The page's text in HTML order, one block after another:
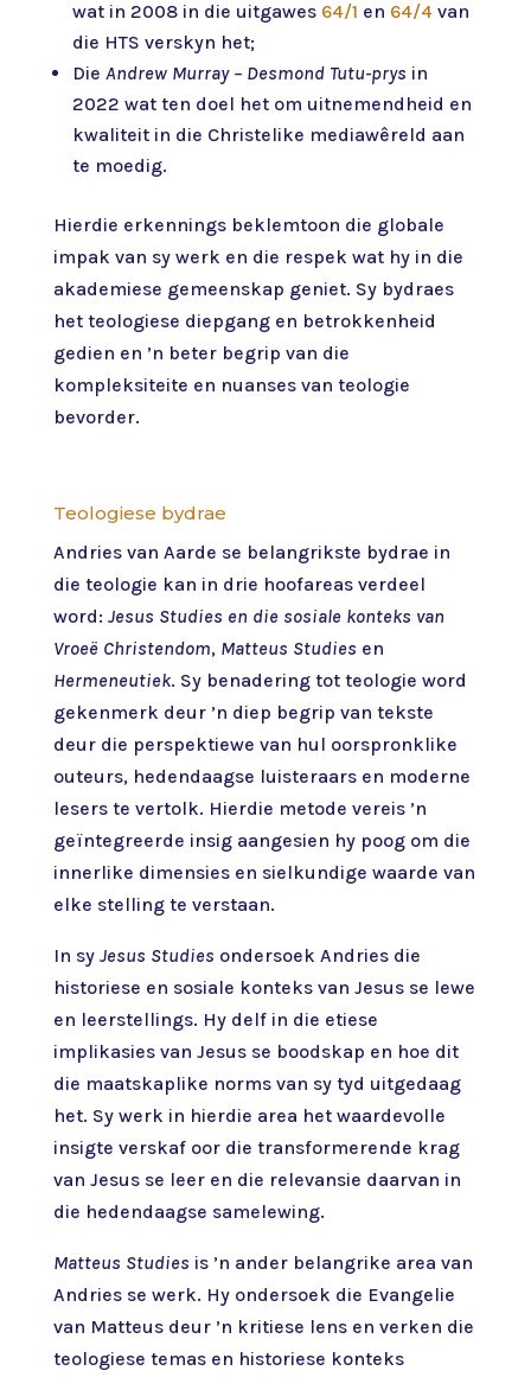
wat in 2008 in die uitgawes 64/1 en 64/4van
die HTS verskyn het;
Die Andrew Murray – Desmond Tutu-prys in
2022 wat ten doel het om uitnemendheid en
kwaliteit in die Christelike mediawêreld aan
te moedig.
Hierdie erkennings beklemtoon die globale
impak van sy werk en die respek wat hy in die
akademiese gemeenskap geniet. Sy bydraes
het teologiese diepgang en betrokkenheid
gedien en ’n beter begrip van die
kompleksiteite en nuanses van teologie
bevorder.
Teologiese bydrae
Andries van Aarde se belangrikste bydrae in
die teologie kan in drie hoofareas verdeel
word: Jesus Studies en die sosiale konteks van
Vroeë Christendom, Matteus Studies en
Hermeneutiek. Sy benadering tot teologie word
gekenmerk deur ’n diep begrip van tekste
deur die perspektiewe van hul oorspronklike
outeurs, hedendaagse luisteraars en moderne
lesers te vertolk. Hierdie metode vereis ’n
geïntegreerde insig aangesien hy poog om die
innerlike dimensies en sielkundige waarde van
elke stelling te verstaan.
In sy Jesus Studies ondersoek Andries die
historiese en sosiale konteks van Jesus se lewe
en leerstellings. Hy delf in die etiese
implikasies van Jesus se boodskap en hoe dit
die maatskaplike norms van sy tyd uitgedaag
het. Sy werk in hierdie area het waardevolle
insigte verskaf oor die transformerende krag
van Jesus se leer en die relevansie daarvan in
die hedendaagse samelewing.
Matteus Studies is ’n ander belangrike area van
Andries se werk. Hy ondersoek die Evangelie
van Matteus deur ’n kritiese lens en verken die
teologiese temas en historiese konteks